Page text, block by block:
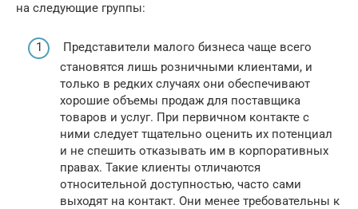
на следующие группы:
Представители малого бизнеса чаще всего
становятся лишь розничными клиентами, и
только в редких случаях они обеспечивают
хорошие объемы продаж для поставщика
товаров и услуг. При первичном контакте с
ними следует тщательно оценить их потенциал
и не спешить отказывать им в корпоративных
правах. Такие клиенты отличаются
относительной доступностью, часто сами
выходят на контакт. Они менее требовательны к